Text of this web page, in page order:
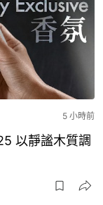
5 小時前
以靜謐木質調